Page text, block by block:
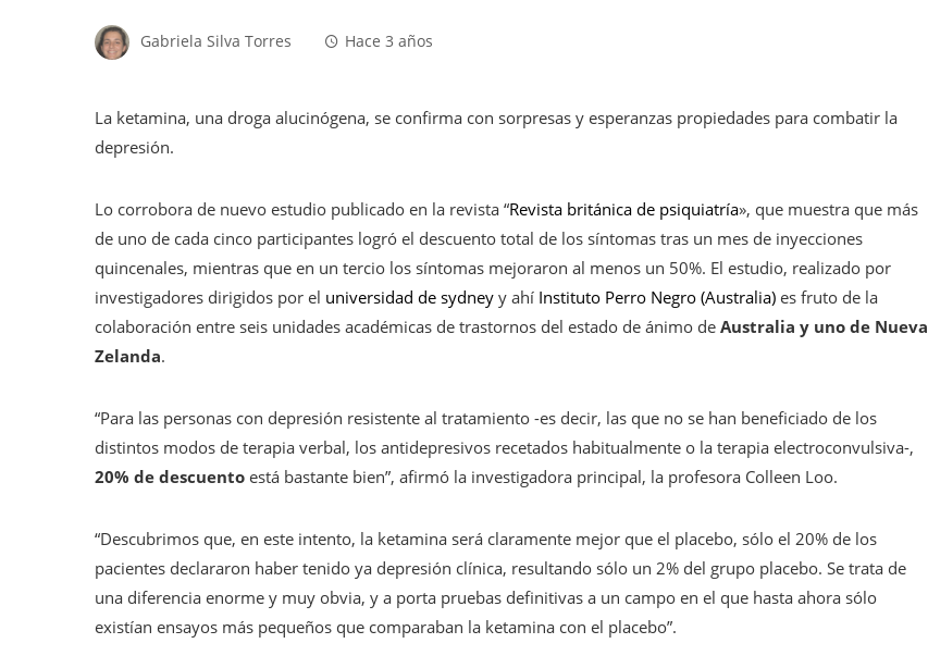
Gabriela Silva Torres Hace 3 años
La ketamina, una droga alucinógena, se confirma con sorpresas y esperanzas propiedades para combatir la
depresión.
Lo corrobora de nuevo estudio publicado en la revista “Revista británica de psiquiatría», que muestra que más
de uno de cada cinco participantes logró el descuento total de los síntomas tras un mes de inyecciones
quincenales, mientras que en un tercio los síntomas mejoraron al menos un 50%. El estudio, realizado por
investigadores dirigidos por el universidad de sydney y ahí Instituto Perro Negro (Australia) es fruto de la
colaboración entre seis unidades académicas de trastornos del estado de ánimo de Australia y uno de Nueva
Zelanda.
“Para las personas con depresión resistente al tratamiento -es decir, las que no se han beneficiado de los
distintos modos de terapia verbal, los antidepresivos recetados habitualmente o la terapia electroconvulsiva-,
20% de descuento está bastante bien”, afirmó la investigadora principal, la profesora Colleen Loo.
“Descubrimos que, en este intento, la ketamina será claramente mejor que el placebo, sólo el 20% de los
pacientes declararon haber tenido ya depresión clínica, resultando sólo un 2% del grupo placebo. Se trata de
una diferencia enorme y muy obvia, y a porta pruebas definitivas a un campo en el que hasta ahora sólo
existían ensayos más pequeños que comparaban la ketamina con el placebo”.